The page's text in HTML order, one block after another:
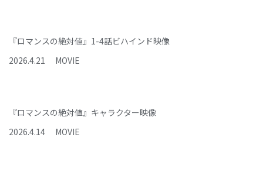
『ロマンスの絶対値』1-4話ビハインド映像
2026.4.21 MOVIE
『ロマンスの絶対値』キャラクター映像
2026.4.14 MOVIE